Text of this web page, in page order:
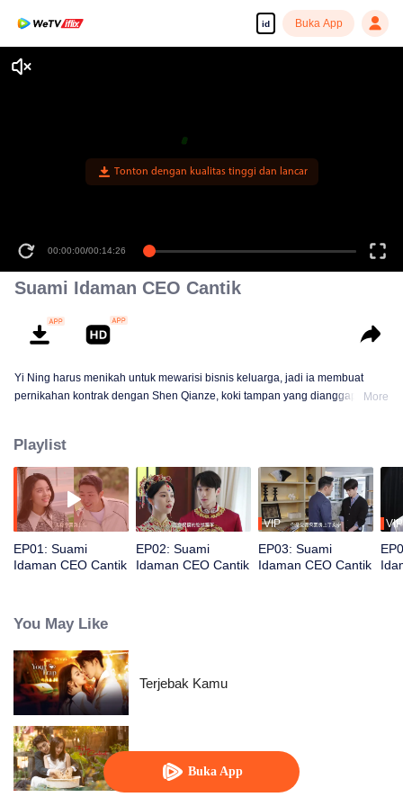
id Buka App
Buka App
Tonton dengan kualitas tinggi dan lancar
00:00:00/00:14:26
Suami Idaman CEO Cantik
Yi Ning harus menikah untuk mewarisi bisnis keluarga, jadi ia membuat
pernikahan kontrak dengan Shen Qianze, koki tampan yang dianggap
Qianze menyimpan rahasia besar. Apakah itu?
More
Playlist
EP01: Suami
Idaman CEO Cantik
EP02: Suami
Idaman CEO Cantik
VIP
EP03: Suami
Idaman CEO Cantik
VIP
You May Like
Terjebak Kamu